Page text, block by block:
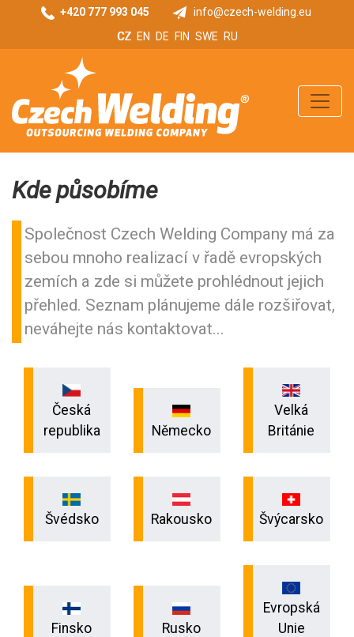
+420 777 993 045
info@czech-welding.eu
CZ EN DE FIN SWE RU
Kde působíme
Společnost Czech Welding Company má za
sebou mnoho realizací v řadě evropských
zemích a zde si můžete prohlédnout jejich
přehled. Seznam plánujeme dále rozšiřovat,
neváhejte nás kontaktovat...
Česká
republika
Německo
Velká
Británie
Švédsko Rakousko Švýcarsko
Finsko Rusko
Evropská
Unie